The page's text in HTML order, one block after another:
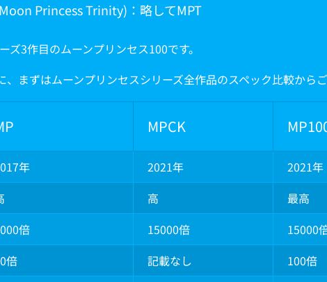
Princess Trinity)：略してMPT
3作目のムーンプリンセス100です。
まずはムーンプリンセスシリーズ全作品のスペック比較からご
MPCK
年 2021年 2021年
高 最高
倍 15000倍 15000
倍 記載なし 100倍